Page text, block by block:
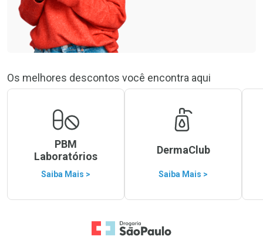
Os melhores descontos você encontra aqui
PBM
Laboratórios
Saiba Mais >
DermaClub
Saiba Mais >
Ir para a Home